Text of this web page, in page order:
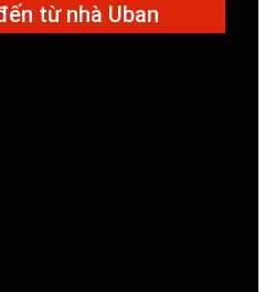
từ nhà Uban